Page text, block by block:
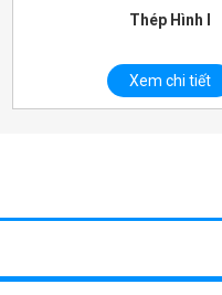
Thép Hình H
Xem chi tiết